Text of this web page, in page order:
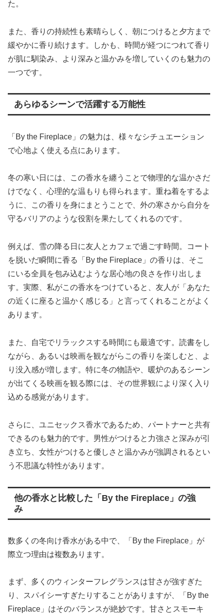
た。
また、香りの持続性も素晴らしく、朝につけると夕方まで
緩やかに香り続けます。しかも、時間が経つにつれて香り
が肌に馴染み、より深みと温かみを増していくのも魅力の
一つです。
あらゆるシーンで活躍する万能性
「By the Fireplace」の魅力は、様々なシチュエーション
で心地よく使える点にあります。
冬の寒い日には、この香水を纏うことで物理的な温かさだ
けでなく、心理的な温もりも得られます。重ね着をするよ
うに、この香りを身にまとうことで、外の寒さから自分を
守るバリアのような役割を果たしてくれるのです。
例えば、雪の降る日に友人とカフェで過ごす時間。コート
を脱いだ瞬間に香る「By the Fireplace」の香りは、そこ
にいる全員を包み込むような居心地の良さを作り出しま
す。実際、私がこの香水をつけていると、友人が「あなた
の近くに座ると温かく感じる」と言ってくれることがよく
あります。
また、自宅でリラックスする時間にも最適です。読書をし
ながら、あるいは映画を観ながらこの香りを楽しむと、よ
り没入感が増します。特に冬の物語や、暖炉のあるシーン
が出てくる映画を観る際には、その世界観により深く入り
込める感覚があります。
さらに、ユニセックス香水であるため、パートナーと共有
できるのも魅力的です。男性がつけると力強さと深みが引
き立ち、女性がつけると優しさと温かみが強調されるとい
う不思議な特性があります。
他の香水と比較した「By the Fireplace」の強
み
数多くの冬向け香水がある中で、「By the Fireplace」が
際立つ理由は複数あります。
まず、多くのウィンターフレグランスは甘さが強すぎた
り、スパイシーすぎたりすることがありますが、「By the
Fireplace」はそのバランスが絶妙です。甘さとスモーキ